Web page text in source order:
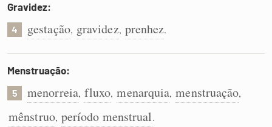
Gravidez:
4 gestação, gravidez, prenhez.
Menstruação:
5 menorreia, fluxo, menarquia, menstruação,
mênstruo, período menstrual.